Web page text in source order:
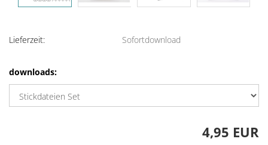
Lieferzeit: Sofortdownload
downloads:
4,95 EUR